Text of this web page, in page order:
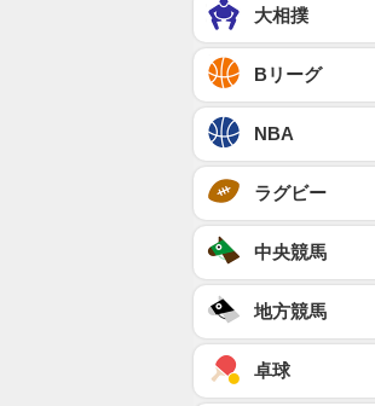
大相撲
Bリーグ
NBA
ラグビー
中央競馬
地方競馬
卓球